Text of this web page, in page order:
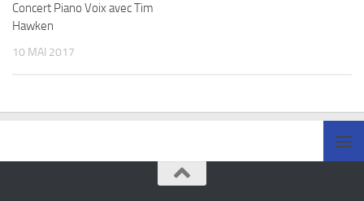
Concert Piano Voix avec Tim
Hawken
10 MAI 2017